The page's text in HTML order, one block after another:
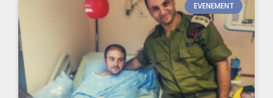
EVENEMENT